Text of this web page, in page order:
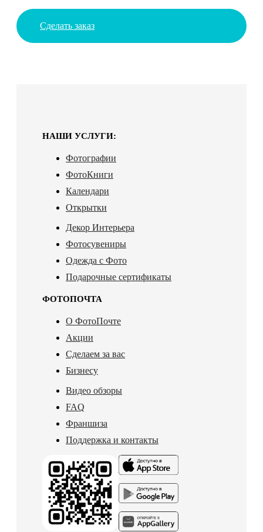
Сделать заказ
НАШИ УСЛУГИ:
Фотографии
ФотоКниги
Календари
Открытки
Декор Интерьера
Фотосувениры
Одежда с Фото
Подарочные сертификаты
ФОТОПОЧТА
О ФотоПочте
Акции
Сделаем за вас
Бизнесу
Видео обзоры
FAQ
Франшиза
Поддержка и контакты